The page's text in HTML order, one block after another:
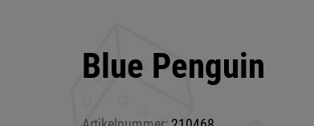
Blue Penguin